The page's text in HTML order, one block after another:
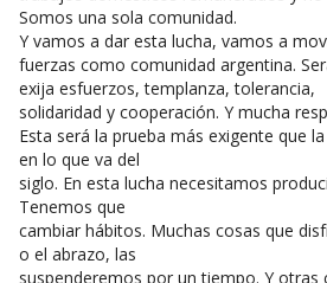
Somos una sola comunidad.
Y vamos a dar esta lucha, vamos a
fuerzas como comunidad argentina.
exija esfuerzos, templanza, tolerancia,
solidaridad y cooperación. Y mucha
Esta será la prueba más exigente que
en lo que va del
siglo. En esta lucha necesitamos
Tenemos que
cambiar hábitos. Muchas cosas que
o el abrazo, las
suspenderemos por un tiempo. Y otras